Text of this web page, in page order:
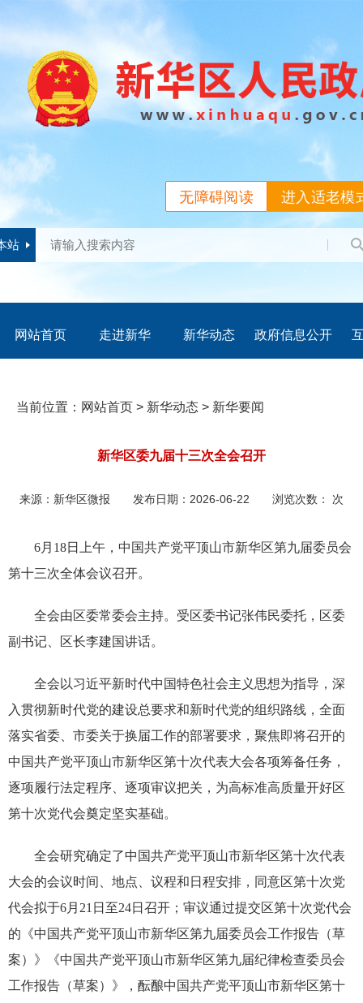
进入适老模
无障碍阅读
站
网站首页 走进新华 新华动态 政府信息公开
当前位置： 网站首页 > 新华动态 > 新华要闻
新华区委九届十三次全会召开
来源： 新华区微报 发布日期： 2026-06-22 浏览次数： 次
6月18日上午，中国共产党平顶山市新华区第九届委员会
第十三次全体会议召开。
全会由区委常委会主持。受区委书记张伟民委托，区委
副书记、区长李建国讲话。
全会以习近平新时代中国特色社会主义思想为指导，深
入贯彻新时代党的建设总要求和新时代党的组织路线，全面
落实省委、市委关于换届工作的部署要求，聚焦即将召开的
中国共产党平顶山市新华区第十次代表大会各项筹备任务，
逐项履行法定程序、逐项审议把关，为高标准高质量开好区
第十次党代会奠定坚实基础。
全会研究确定了中国共产党平顶山市新华区第十次代表
大会的会议时间、地点、议程和日程安排，同意区第十次党
代会拟于6月21日至24日召开；审议通过提交区第十次党代会
的《中国共产党平顶山市新华区第九届委员会工作报告（草
案）》《中国共产党平顶山市新华区第九届纪律检查委员会
工作报告（草案）》，酝酿中国共产党平顶山市新华区第十